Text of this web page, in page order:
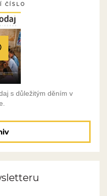
ČÍSLO
s důležitým děním v